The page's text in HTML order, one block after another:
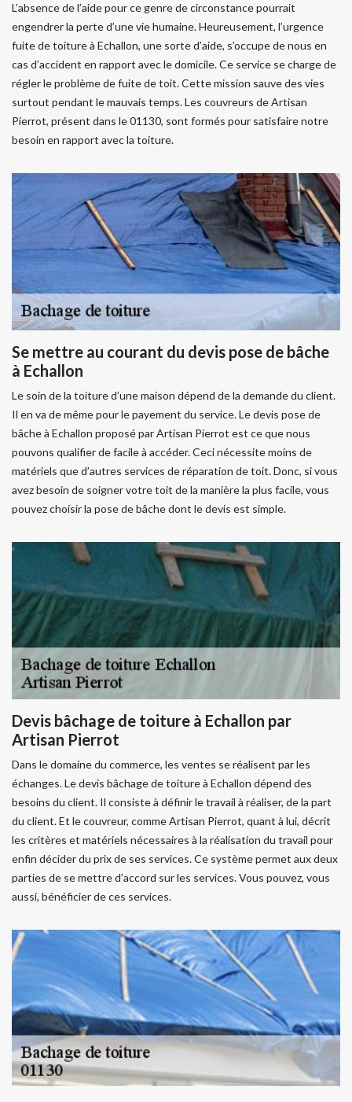
L’absence de l’aide pour ce genre de circonstance pourrait
engendrer la perte d’une vie humaine. Heureusement, l’urgence
fuite de toiture à Echallon, une sorte d’aide, s’occupe de nous en
cas d’accident en rapport avec le domicile. Ce service se charge de
régler le problème de fuite de toit. Cette mission sauve des vies
surtout pendant le mauvais temps. Les couvreurs de Artisan
Pierrot, présent dans le 01130, sont formés pour satisfaire notre
besoin en rapport avec la toiture.
Se mettre au courant du devis pose de bâche
à Echallon
Le soin de la toiture d’une maison dépend de la demande du client.
Il en va de même pour le payement du service. Le devis pose de
bâche à Echallon proposé par Artisan Pierrot est ce que nous
pouvons qualifier de facile à accéder. Ceci nécessite moins de
matériels que d’autres services de réparation de toit. Donc, si vous
avez besoin de soigner votre toit de la manière la plus facile, vous
pouvez choisir la pose de bâche dont le devis est simple.
Devis bâchage de toiture à Echallon par
Artisan Pierrot
Dans le domaine du commerce, les ventes se réalisent par les
échanges. Le devis bâchage de toiture à Echallon dépend des
besoins du client. Il consiste à définir le travail à réaliser, de la part
du client. Et le couvreur, comme Artisan Pierrot, quant à lui, décrit
les critères et matériels nécessaires à la réalisation du travail pour
enfin décider du prix de ses services. Ce système permet aux deux
parties de se mettre d’accord sur les services. Vous pouvez, vous
aussi, bénéficier de ces services.